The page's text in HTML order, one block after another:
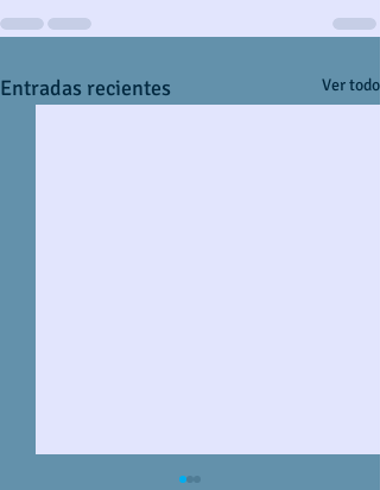
Entradas recientes Ver todo